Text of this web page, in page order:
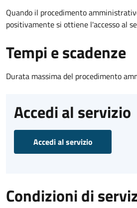
Quando il procedimento
positivamente si ottiene l'accesso al
Tempi e scadenze
Durata massima del procedimento
Accedi al servizio
Accedi al servizio
Condizioni di